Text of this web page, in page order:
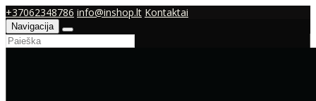
+37062348786 info@inshop.lt Kontaktai
Navigacija